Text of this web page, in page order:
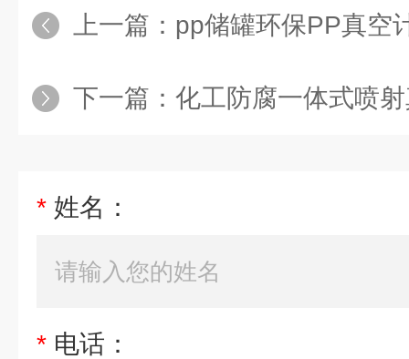
上一篇： pp储罐环保PP真空
下一篇： 化工防腐一体式喷
* 姓名：
* 电话：